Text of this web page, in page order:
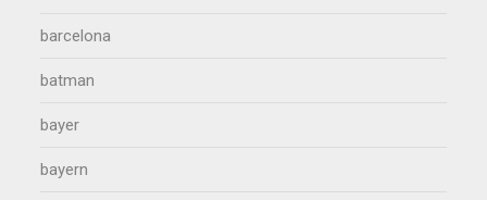
barcelona
batman
bayer
bayern